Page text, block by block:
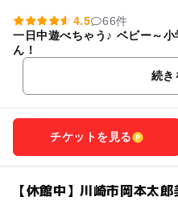
4.5
66件
一日中遊べちゃう♪ ベビー～
ん！
続き
チケットを見る
【休館中】川崎市岡本太